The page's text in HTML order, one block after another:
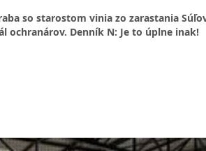
so starostom vinia zo zarastania
ochranárov. Denník N: Je to úplne inak!